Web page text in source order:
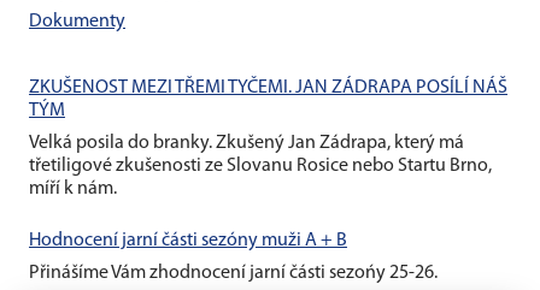
Dokumenty
ZKUŠENOST MEZI TŘEMI TYČEMI. JAN ZÁDRAPA POSÍLÍ NÁŠ
TÝM
Velká posila do branky. Zkušený Jan Zádrapa, který má
třetiligové zkušenosti ze Slovanu Rosice nebo Startu Brno,
míří k nám.
Hodnocení jarní části sezóny muži A + B
Přinášíme Vám zhodnocení jarní části sezońy 25-26.